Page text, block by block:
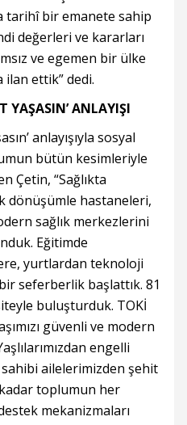
tarihî bir emanete sahip
değerleri ve kararları
ve egemen bir ülke
ettik” dedi.
YAŞASIN’ ANLAYIŞI
anlayışıyla sosyal
bütün kesimleriyle
Çetin, “Sağlıkta
dönüşümle hastaneleri,
sağlık merkezlerini
Eğitimde
yurtlardan teknoloji
seferberlik başlattık. 81
buluşturduk. TOKİ
güvenli ve modern
engelli
sahibi ailelerimizden şehit
toplumun her
mekanizmaları